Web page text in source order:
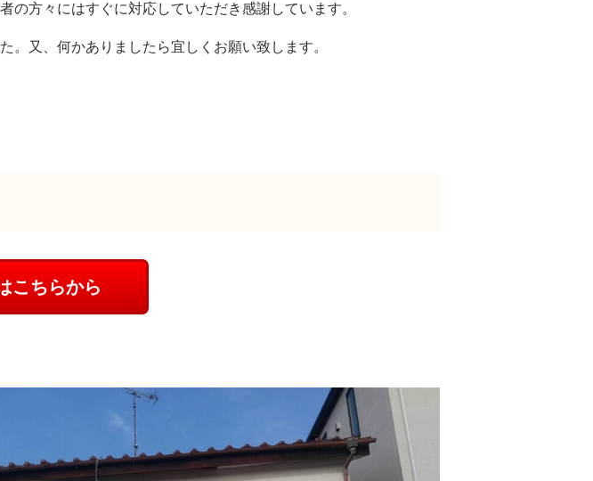
の方々にはすぐに対応していただき感謝しています。
。又、何かありましたら宜しくお願い致します。
こちらから